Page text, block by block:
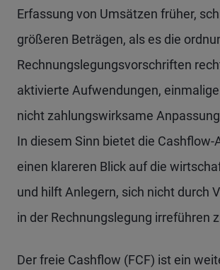
Erfassung von Umsätzen früher,
größeren Beträgen, als es die
Rechnungslegungsvorschriften
aktivierte Aufwendungen,
nicht zahlungswirksame
In diesem Sinn bietet die Cashflow-
einen klareren Blick auf die
und hilft Anlegern, sich nicht durch
in der Rechnungslegung irreführen
Der freie Cashflow (FCF) ist ein